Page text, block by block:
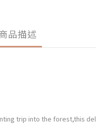
品描述
trip into the forest,this